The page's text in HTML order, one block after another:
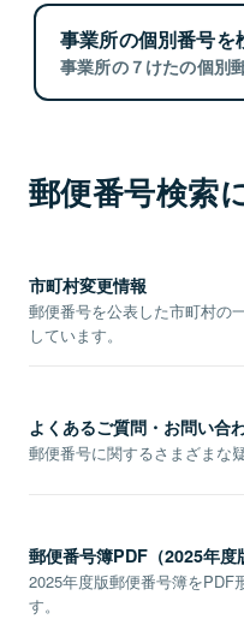
事業所の個別番号を
事業所の７けたの個別
郵便番号検索
市町村変更情報
郵便番号を公表した市町村の
しています。
よくあるご質問・お問い合
郵便番号に関するさまざまな
郵便番号簿PDF（2025年度
2025年度版郵便番号簿をPDF
す。